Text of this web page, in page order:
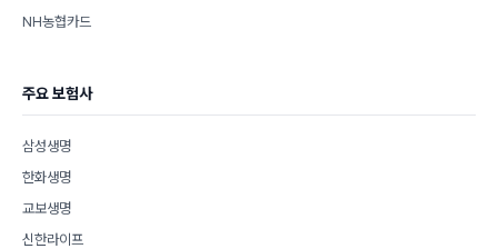
NH농협카드
주요 보험사
삼성생명
한화생명
교보생명
신한라이프